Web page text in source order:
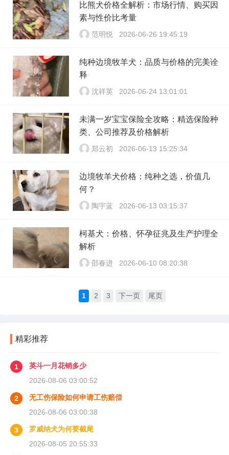
比熊犬价格全解析：市场行情、购买因
素与性价比考量
范明悦 2026-06-26 19:45:19
纯种边境牧羊犬：品质与价格的完美诠
释
沈祥英 2026-06-24 13:01:01
未满一岁宝宝保险全攻略：精选保险种
类、公司推荐及价格解析
郑云初 2026-06-13 15:25:34
边境牧羊犬价格：纯种之选，价值几
何？
陶宇蓝 2026-06-13 03:15:37
柯基犬：价格、怀孕征兆及生产护理全
解析
邵春进 2026-06-10 08:20:38
1 2 3 下一页 尾页
精彩推荐
1
英斗一月花销多少
2026-08-06 03:00:52
2
无工伤保险如何申请工伤赔偿
2026-08-06 03:00:38
3
罗威纳犬为何要截尾
2026-08-05 20:55:33